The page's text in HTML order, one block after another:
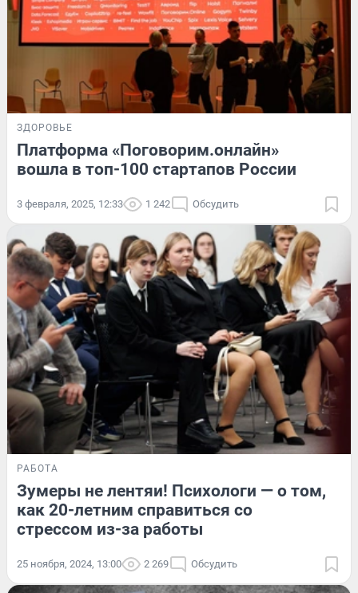
ЗДОРОВЬЕ
Платформа «Поговорим.онлайн»
вошла в топ-100 стартапов России
3 февраля, 2025, 12:33 1 242 Обсудить
РАБОТА
Зумеры не лентяи! Психологи — о том,
как 20-летним справиться со
стрессом из-за работы
25 ноября, 2024, 13:00 2 269 Обсудить